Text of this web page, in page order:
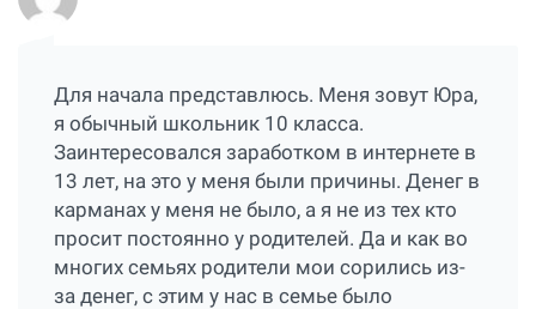
Для начала представлюсь. Меня зовут Юра,
я обычный школьник 10 класса.
Заинтересовался заработком в интернете в
13 лет, на это у меня были причины. Денег в
карманах у меня не было, а я не из тех кто
просит постоянно у родителей. Да и как во
многих семьях родители мои сорились из-
за денег, с этим у нас в семье было